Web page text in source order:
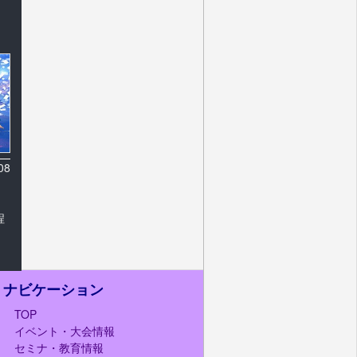
ナビケーション
TOP
イベント・大会情報
セミナ・教育情報